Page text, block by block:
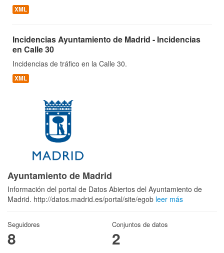
XML
Incidencias Ayuntamiento de Madrid - Incidencias
en Calle 30
Incidencias de tráfico en la Calle 30.
XML
Ayuntamiento de Madrid
Información del portal de Datos Abiertos del Ayuntamiento de
Madrid. http://datos.madrid.es/portal/site/egob leer más
Seguidores
8
Conjuntos de datos
2